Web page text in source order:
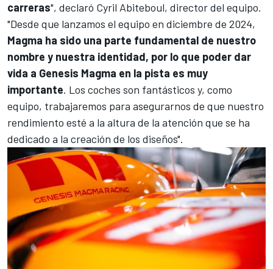
carreras", declaró Cyril Abiteboul, director del equipo.
"Desde que lanzamos el equipo en diciembre de 2024,
Magma ha sido una parte fundamental de nuestro
nombre y nuestra identidad, por lo que poder dar
vida a Genesis Magma en la pista es muy
importante. Los coches son fantásticos y, como
equipo, trabajaremos para asegurarnos de que nuestro
rendimiento esté a la altura de la atención que se ha
dedicado a la creación de los diseños".